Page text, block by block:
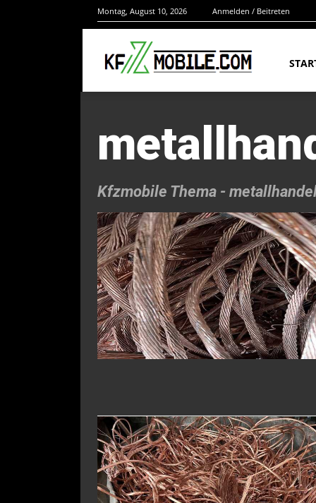
Montag, August 10, 2026 Anmelden / Beitreten
Kfzmobile Thema -